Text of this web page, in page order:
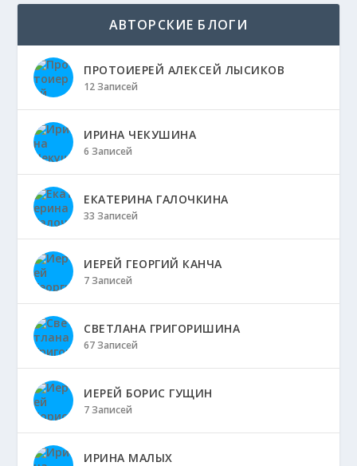
АВТОРСКИЕ БЛОГИ
ПРОТОИЕРЕЙ АЛЕКСЕЙ ЛЫСИКОВ
12 Записей
ИРИНА ЧЕКУШИНА
6 Записей
ЕКАТЕРИНА ГАЛОЧКИНА
33 Записей
ИЕРЕЙ ГЕОРГИЙ КАНЧА
7 Записей
СВЕТЛАНА ГРИГОРИШИНА
67 Записей
ИЕРЕЙ БОРИС ГУЩИН
7 Записей
ИРИНА МАЛЫХ